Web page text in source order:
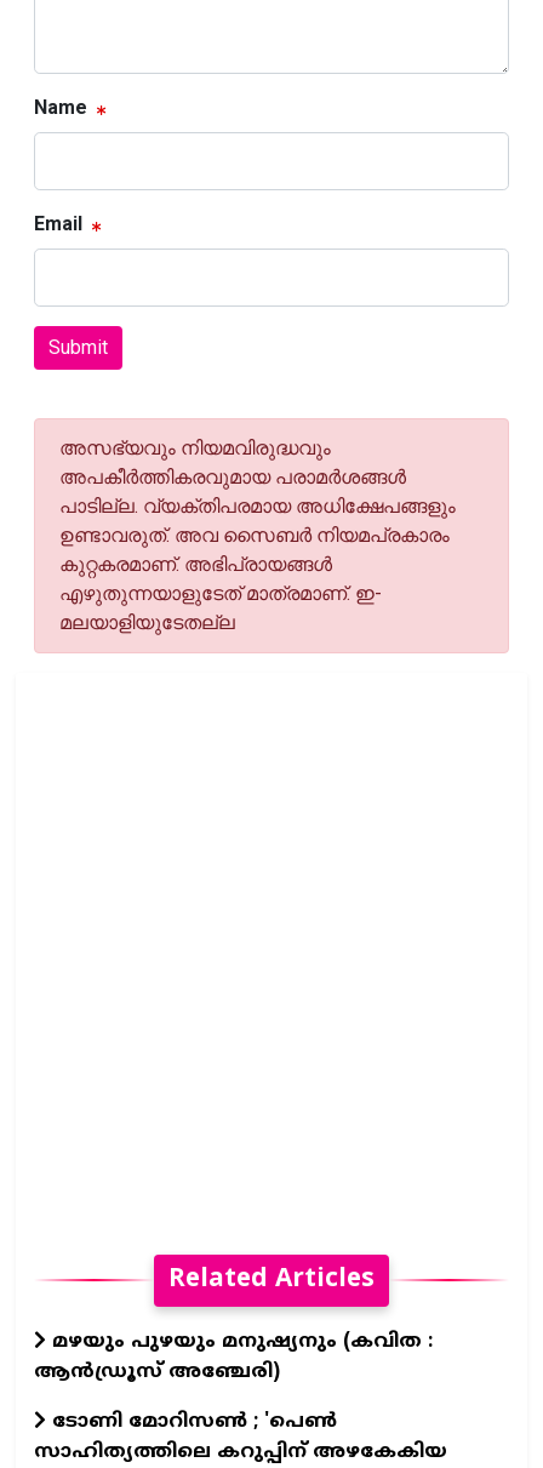
Name
Email
Submit
അസഭ്യവും നിയമവിരുദ്ധവും
അപകീര്‍ത്തികരവുമായ പരാമര്‍ശങ്ങള്‍
പാടില്ല. വ്യക്തിപരമായ അധിക്ഷേപങ്ങളും
ഉണ്ടാവരുത്. അവ സൈബര്‍ നിയമപ്രകാരം
കുറ്റകരമാണ്. അഭിപ്രായങ്ങള്‍
എഴുതുന്നയാളുടേത് മാത്രമാണ്. ഇ-
മലയാളിയുടേതല്ല
Related Articles
മഴയും പുഴയും മനുഷ്യനും (കവിത :
ആൻഡ്രൂസ് അഞ്ചേരി)
ടോണി മോറിസൺ ; 'പെൺ
സാഹിത്യത്തിലെ കറുപ്പിന് അഴകേകിയ